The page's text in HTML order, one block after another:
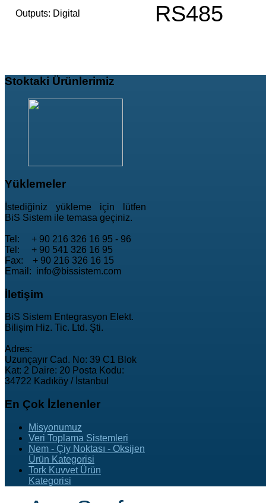
Outputs: Digital RS485
Stoktaki Ürünlerimiz
Yüklemeler
İstediğiniz yükleme için lütfen
BiS Sistem ile temasa geçiniz.
Tel: + 90 216 326 16 95 - 96
Tel: + 90 541 326 16 95
Fax: + 90 216 326 16 15
Email: info@bissistem.com
İletişim
BiS Sistem Entegrasyon Elekt.
Bilişim Hiz. Tic. Ltd. Şti.
Adres:
Uzunçayır Cad. No: 39 C1 Blok
Kat: 2 Daire: 20 Posta Kodu:
34722 Kadıköy / İstanbul
En Çok İzlenenler
Misyonumuz
Veri Toplama Sistemleri
Nem - Çiy Noktası - Oksijen
Ürün Kategorisi
Tork Kuvvet Ürün
Kategorisi